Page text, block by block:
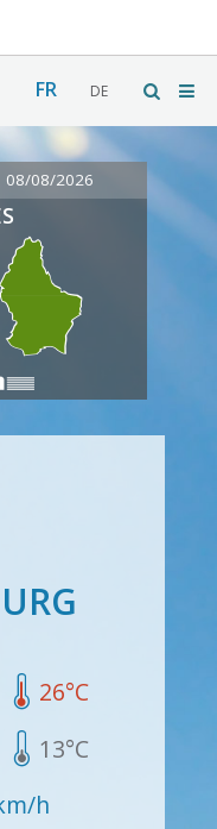
FR DE
08/08/2026
26°C
13°C
h